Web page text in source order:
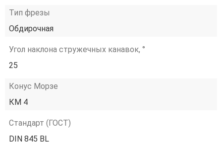
Тип фрезы
Обдирочная
Угол наклона стружечных канавок, °
25
Конус Морзе
КМ 4
Стандарт (ГОСТ)
DIN 845 BL